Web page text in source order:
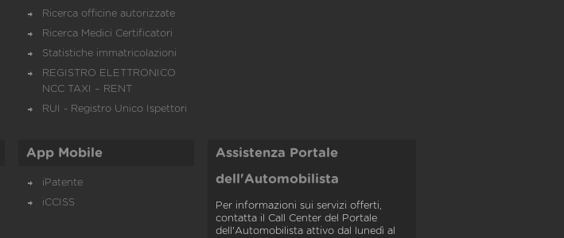
Ricerca officine autorizzate
Ricerca Medici Certificatori
Statistiche immatricolazioni
REGISTRO ELETTRONICO
NCC TAXI – RENT
RUI - Registro Unico Ispettori
App Mobile
iPatente
iCCISS
Assistenza Portale
dell'Automobilista
Per informazioni sui servizi offerti,
contatta il Call Center del Portale
dell'Automobilista attivo dal lunedì al